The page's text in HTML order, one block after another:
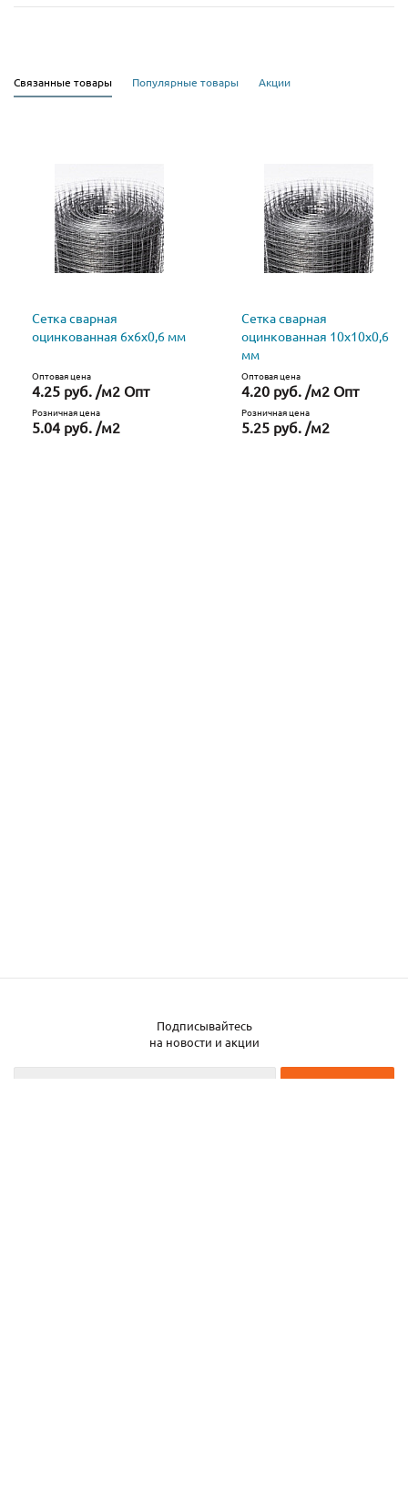
Связанные товары Популярные товары Акции
Сетка сварная
оцинкованная 6х6х0,6 мм
Оптовая цена
4.25 руб. /м2 Опт
Розничная цена
5.04 руб. /м2
Сетка сварная
оцинкованная 10х10х0,6
мм
Оптовая цена
4.20 руб. /м2 Опт
Розничная цена
5.25 руб. /м2
Подписывайтесь
на новости и акции